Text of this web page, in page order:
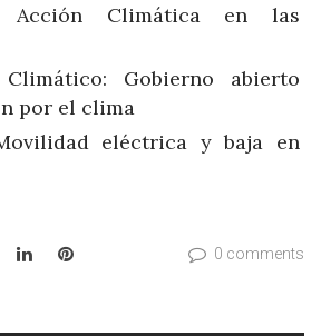
Acción Climática en las
Gobierno abierto
por el clima
eléctrica y baja en
LinkedInPinterest 0 comments